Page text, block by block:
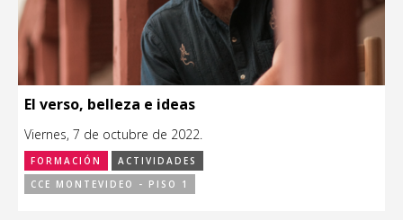
El verso, belleza e ideas
Viernes, 7 de octubre de 2022.
FORMACIÓN
ACTIVIDADES
CCE MONTEVIDEO - PISO 1